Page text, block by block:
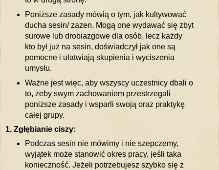
Poniższe zasady mówią o tym, jak kultywować
ducha sesin/ zazen. Mogą one wydawać się zbyt
surowe lub drobiazgowe dla osób, lecz każdy
kto był już na sesin, doświadczył jak one są
pomocne i ułatwiają skupienia i wyciszenia
umysłu.
Ważne jest więc, aby wszyscy uczestnicy dbali o
to, żeby swym zachowaniem przestrzegali
poniższe zasady i wsparli swoją oraz praktykę
całej grupy.
1. Zgłębianie ciszy:
Podczas sesin nie mówimy i nie szepczemy,
wyjątek może stanowić okres pracy, jeśli taka
konieczność. Jeżeli potrzebujesz szybko się z